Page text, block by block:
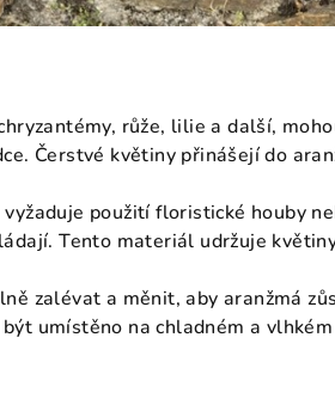
růže, lilie a další,
Čerstvé květiny přinášejí do
použití floristické houby
Tento materiál udržuje
zalévat a měnit, aby aranžmá
umístěno na chladném a